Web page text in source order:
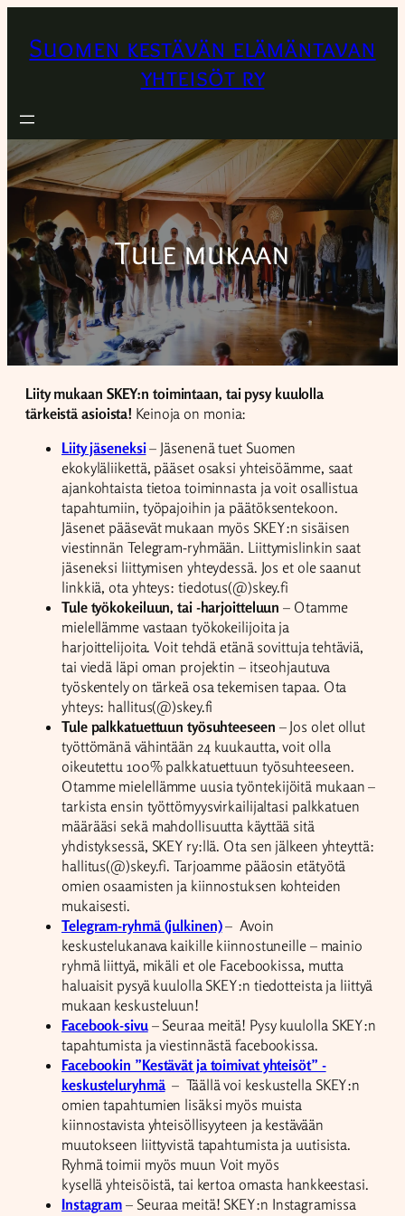
Suomen kestävän elämäntavan
yhteisöt ry
Tule mukaan
Liity mukaan SKEY:n toimintaan, tai pysy kuulolla
tärkeistä asioista! Keinoja on monia:
Liity jäseneksi– Jäsenenä tuet Suomen
ekokyläliikettä, pääset osaksi yhteisöämme, saat
ajankohtaista tietoa toiminnasta ja voit osallistua
tapahtumiin, työpajoihin ja päätöksentekoon.
Jäsenet pääsevät mukaan myös SKEY:n sisäisen
viestinnän Telegram-ryhmään. Liittymislinkin saat
jäseneksi liittymisen yhteydessä. Jos et ole saanut
linkkiä, ota yhteys: tiedotus(@)skey.fi
Tule työkokeiluun, tai -harjoitteluun – Otamme
mielellämme vastaan työkokeilijoita ja
harjoittelijoita. Voit tehdä etänä sovittuja tehtäviä,
tai viedä läpi oman projektin – itseohjautuva
työskentely on tärkeä osa tekemisen tapaa. Ota
yhteys: hallitus(@)skey.fi
Tule palkkatuettuun työsuhteeseen – Jos olet ollut
työttömänä vähintään 24 kuukautta, voit olla
oikeutettu 100% palkkatuettuun työsuhteeseen.
Otamme mielellämme uusia työntekijöitä mukaan –
tarkista ensin työttömyysvirkailijaltasi palkkatuen
määrääsi sekä mahdollisuutta käyttää sitä
yhdistyksessä, SKEY ry:llä. Ota sen jälkeen yhteyttä:
hallitus(@)skey.fi. Tarjoamme pääosin etätyötä
omien osaamisten ja kiinnostuksen kohteiden
mukaisesti.
Telegram-ryhmä (julkinen)– Avoin
keskustelukanava kaikille kiinnostuneille – mainio
ryhmä liittyä, mikäli et ole Facebookissa, mutta
haluaisit pysyä kuulolla SKEY:n tiedotteista ja liittyä
mukaan keskusteluun!
Facebook-sivu– Seuraa meitä! Pysy kuulolla SKEY:n
tapahtumista ja viestinnästä facebookissa.
Facebookin ”Kestävät ja toimivat yhteisöt” -
keskusteluryhmä– Täällä voi keskustella SKEY:n
omien tapahtumien lisäksi myös muista
kiinnostavista yhteisöllisyyteen ja kestävään
muutokseen liittyvistä tapahtumista ja uutisista.
Ryhmä toimii myös muun Voit myös
kysellä yhteisöistä, tai kertoa omasta hankkeestasi.
Instagram – Seuraa meitä! SKEY:n Instagramissa